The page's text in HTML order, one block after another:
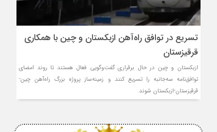
تسریع در توافق راه‌آهن ازبکستان و چین با همکاری
قرقیزستان
ازبکستان و چین در حال برقراری گفت‌وگویی فعال هستند تا روند امضای
توافق‌نامه سه‌جانبه را تسریع کنند و زمینه‌ساز پروژه بزرگ راه‌آهن چین-
قرقیزستان-ازبکستان شوند.